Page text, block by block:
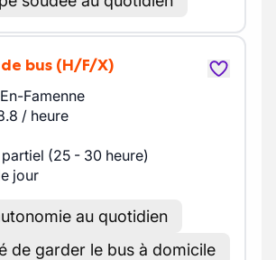
bus (H/F/X)
Famenne
/ heure
(25 - 30 heure)
jour
au quotidien
de garder le bus à domicile